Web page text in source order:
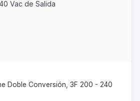
Doble Conversión, 3F 200 - 240